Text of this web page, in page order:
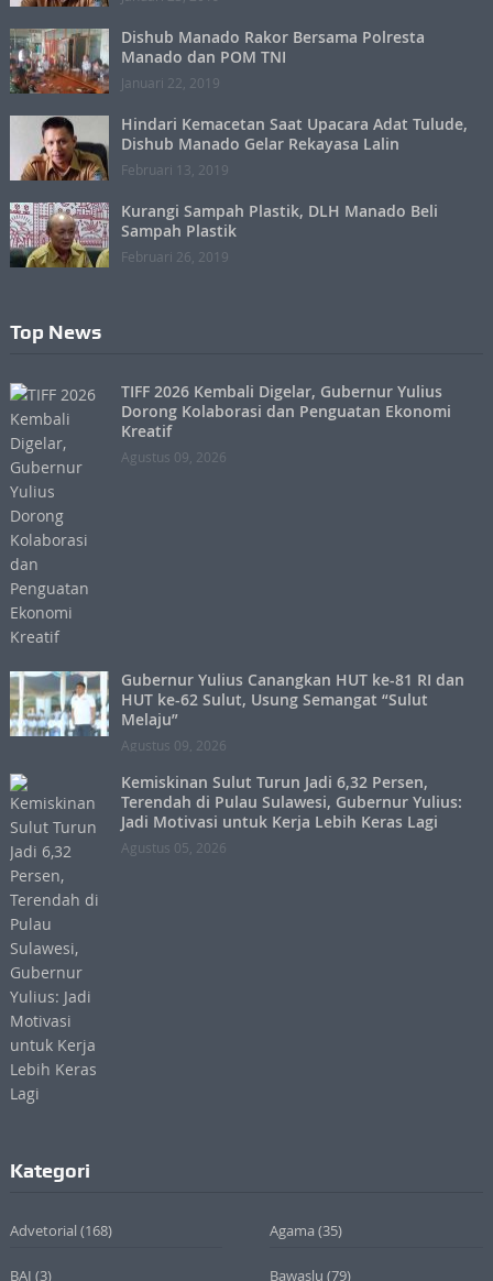
Dishub Manado Rakor Bersama Polresta
Manado dan POM TNI
Januari 22, 2019
Hindari Kemacetan Saat Upacara Adat Tulude,
Dishub Manado Gelar Rekayasa Lalin
Februari 13, 2019
Kurangi Sampah Plastik, DLH Manado Beli
Sampah Plastik
Februari 26, 2019
Top News
TIFF 2026 Kembali Digelar, Gubernur Yulius
Dorong Kolaborasi dan Penguatan Ekonomi
Kreatif
Agustus 09, 2026
Gubernur Yulius Canangkan HUT ke-81 RI dan
HUT ke-62 Sulut, Usung Semangat “Sulut
Melaju”
Agustus 09, 2026
Kemiskinan Sulut Turun Jadi 6,32 Persen,
Terendah di Pulau Sulawesi, Gubernur Yulius:
Jadi Motivasi untuk Kerja Lebih Keras Lagi
Agustus 05, 2026
Kategori
Advetorial (168) Agama (35)
BAI (3) Bawaslu (79)